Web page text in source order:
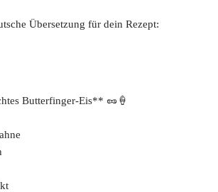
Übersetzung für dein Rezept:
Butterfinger-Eis** 🥜🍦